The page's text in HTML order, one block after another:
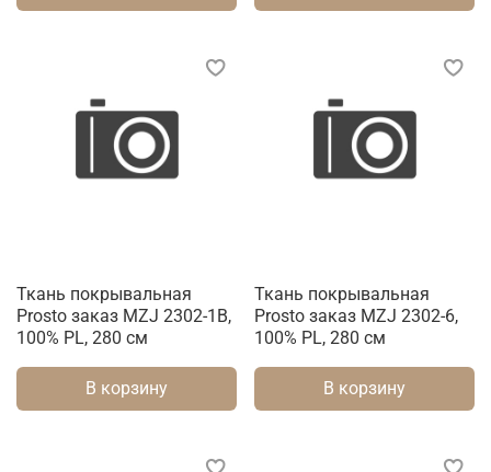
Ткань покрывальная
Prosto заказ MZJ 2302-1B,
100% PL, 280 см
В корзину
Ткань покрывальная
Prosto заказ MZJ 2302-6,
100% PL, 280 см
В корзину